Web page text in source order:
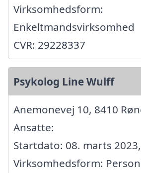
Virksomhedsform:
Enkeltmandsvirksomhed
CVR: 29228337
Psykolog Line Wulff
Anemonevej 10, 8410
Ansatte:
Startdato: 08. marts 2023,
Virksomhedsform: